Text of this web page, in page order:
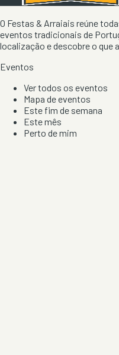
O Festas & Arraiais reúne
eventos tradicionais de
localização e descobre o que
Eventos
Ver todos os eventos
Mapa de eventos
Este fim de semana
Este mês
Perto de mim